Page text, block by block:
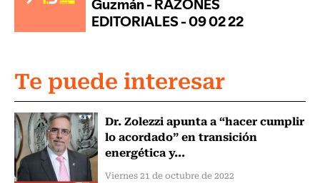
Te puede interesar
Dr. Zolezzi apunta a “hacer cumplir
lo acordado” en transición
energética y...
Viernes 21 de octubre de 2022